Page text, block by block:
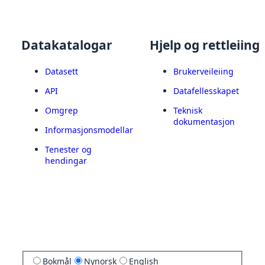
Datakatalogar
Datasett
API
Omgrep
Informasjonsmodellar
Tenester og
hendingar
Hjelp og rettleiing
Brukerveileiing
Datafellesskapet
Teknisk
dokumentasjon
Bokmål Nynorsk English